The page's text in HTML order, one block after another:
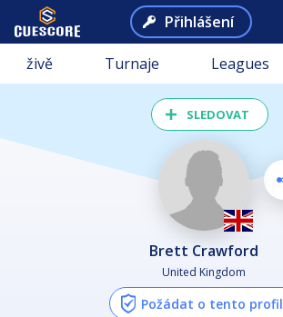
Přihlášení
živě Turnaje Leagues
SLEDOVAT
Brett Crawford
United Kingdom
Požádat o tento profil